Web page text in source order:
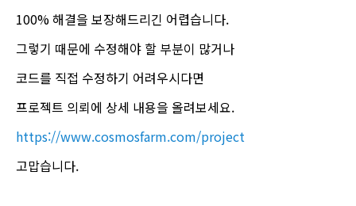
100% 해결을 보장해드리긴 어렵습니다.
그렇기 때문에 수정해야 할 부분이 많거나
코드를 직접 수정하기 어려우시다면
프로젝트 의뢰에 상세 내용을 올려보세요.
https://www.cosmosfarm.com/project
고맙습니다.